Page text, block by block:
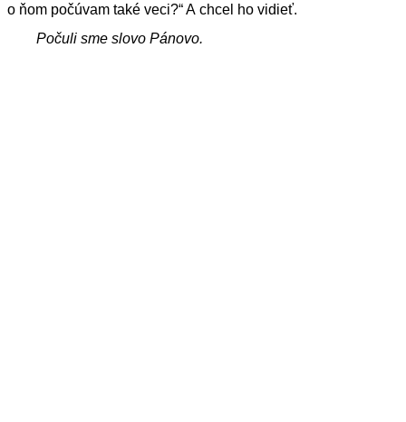
o ňom počúvam také veci?“ A chcel ho vidieť.
Počuli sme slovo Pánovo.